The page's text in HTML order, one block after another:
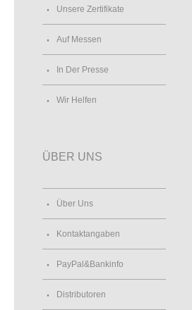
Unsere Zertifikate
Auf Messen
In Der Presse
Wir Helfen
ÜBER UNS
Über Uns
Kontaktangaben
PayPal&Bankinfo
Distributoren